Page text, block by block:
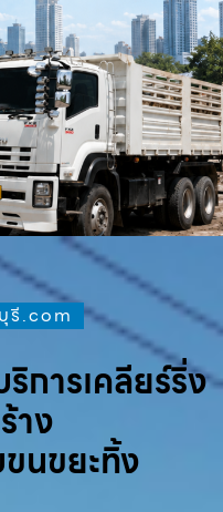
รี.com
การเคลียร์ริ่ง
าง
นขยะทิ้ง